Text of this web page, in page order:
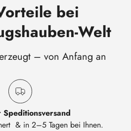
bei
Welt
– von Anfang an
Speditionsversand
& in 2–5 Tagen bei Ihnen.